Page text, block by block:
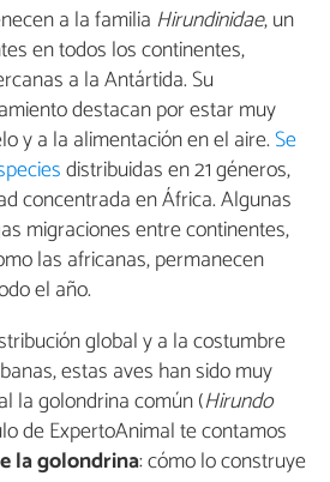
a la familia Hirundinidae, un
en todos los continentes,
a la Antártida. Su
destacan por estar muy
y a la alimentación en el aire.Se
distribuidas en 21 géneros,
concentrada en África. Algunas
migraciones entre continentes,
las africanas, permanecen
el año.
global y a la costumbre
estas aves han sido muy
la golondrina común (Hirundo
de ExpertoAnimal te contamos
la golondrina: cómo lo construye